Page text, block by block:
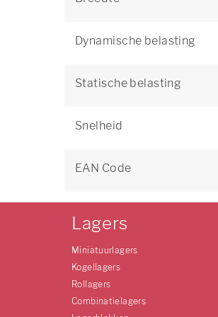
Dynamische belasting
Statische belasting
Snelheid
EAN Code
Lagers
Miniatuurlagers
Kogellagers
Rollagers
Combinatielagers